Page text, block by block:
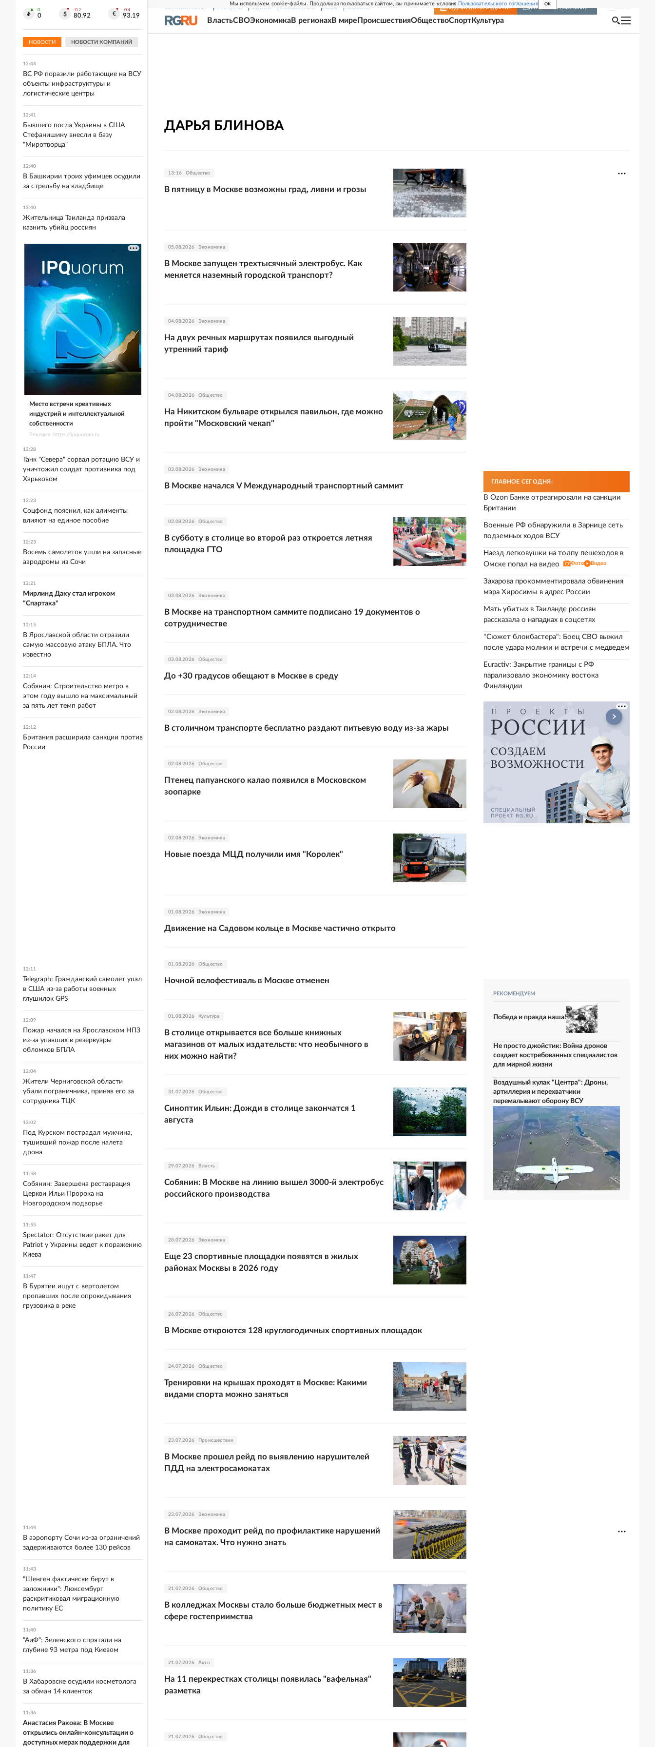
Мы используем cookie-файлы. Продолжая пользоваться сайтом, вы принимаете условия Пользовательского соглашения OK
СВЕЖИЙ НОМЕР РГ-НЕДЕЛЯ РОДИНА ПРИЛОЖЕНИЯ СОЮЗ НОВОСТИ ПОДПИСКА НА ИЗДАНИЕ ВКЛЮЧИТЬ РАССЫЛКУ
ВластьСВОЭкономикаВ регионахВ мире ПроисшествияОбществоСпортКультура
ДАРЬЯ БЛИНОВА
13:16 Общество
В пятницу в Москве возможны град, ливни и грозы
05.08.2026 Экономика
В Москве запущен трехтысячный электробус. Как
меняется наземный городской транспорт?
04.08.2026 Экономика
На двух речных маршрутах появился выгодный
утренний тариф
04.08.2026 Общество
На Никитском бульваре открылся павильон, где можно
пройти "Московский чекап"
03.08.2026 Экономика
В Москве начался V Международный транспортный саммит
03.08.2026 Общество
В субботу в столице во второй раз откроется летняя
площадка ГТО
03.08.2026 Экономика
В Москве на транспортном саммите подписано 19 документов о
сотрудничестве
03.08.2026 Общество
До +30 градусов обещают в Москве в среду
02.08.2026 Экономика
В столичном транспорте бесплатно раздают питьевую воду из-за жары
02.08.2026 Общество
Птенец папуанского калао появился в Московском
зоопарке
02.08.2026 Экономика
Новые поезда МЦД получили имя "Королек"
01.08.2026 Экономика
Движение на Садовом кольце в Москве частично открыто
01.08.2026 Общество
Ночной велофестиваль в Москве отменен
01.08.2026 Культура
В столице открывается все больше книжных
магазинов от малых издательств: что необычного в
них можно найти?
31.07.2026 Общество
Синоптик Ильин: Дожди в столице закончатся 1
августа
29.07.2026 Власть
Собянин: В Москве на линию вышел 3000-й электробус
российского производства
28.07.2026 Экономика
Еще 23 спортивные площадки появятся в жилых
районах Москвы в 2026 году
26.07.2026 Общество
В Москве откроются 128 круглогодичных спортивных площадок
24.07.2026 Общество
Тренировки на крышах проходят в Москве: Какими
видами спорта можно заняться
23.07.2026 Происшествия
В Москве прошел рейд по выявлению нарушителей
ПДД на электросамокатах
23.07.2026 Экономика
В Москве проходит рейд по профилактике нарушений
на самокатах. Что нужно знать
21.07.2026 Общество
В колледжах Москвы стало больше бюджетных мест в
сфере гостеприимства
21.07.2026 Авто
На 11 перекрестках столицы появилась "вафельная"
разметка
21.07.2026 Общество
ГЛАВНОЕ СЕГОДНЯ:
В Ozon Банке отреагировали на санкции
Британии
Военные РФ обнаружили в Зарнице сеть
подземных ходов ВСУ
Наезд легковушки на толпу пешеходов в
Омске попал на видео
Фото Видео
Захарова прокомментировала обвинения
мэра Хиросимы в адрес России
Мать убитых в Таиланде россиян
рассказала о нападках в соцсетях
"Сюжет блокбастера": Боец СВО выжил
после удара молнии и встречи с медведем
Euractiv: Закрытие границы с РФ
парализовало экономику востока
Финляндии
РЕКОМЕНДУЕМ
Победа и правда наша!
Не просто джойстик: Война дронов
создает востребованных специалистов
для мирной жизни
Воздушный кулак "Центра": Дроны,
артиллерия и перехватчики
перемалывают оборону ВСУ
0
0
-0.2
80.92
-0.4
93.19
НОВОСТИ НОВОСТИ КОМПАНИЙ
12:54
акты по ИИ
12:44
ВС РФ поразили работающие на ВСУ
объекты инфраструктуры и
логистические центры
12:41
Бывшего посла Украины в США
Стефанишину внесли в базу
"Миротворца"
12:40
В Башкирии троих уфимцев осудили
за стрельбу на кладбище
12:40
Жительница Таиланда призвала
казнить убийц россиян
Место встречи креативных
индустрий и интеллектуальной
собственности
Реклама. https://ipquorum.ru
12:28
Танк "Севера" сорвал ротацию ВСУ и
уничтожил солдат противника под
Харьковом
12:23
Соцфонд пояснил, как алименты
влияют на единое пособие
12:23
Восемь самолетов ушли на запасные
аэродромы из Сочи
12:21
Мирлинд Даку стал игроком
"Спартака"
12:15
В Ярославской области отразили
самую массовую атаку БПЛА. Что
известно
12:14
Собянин: Строительство метро в
этом году вышло на максимальный
за пять лет темп работ
12:12
Британия расширила санкции против
России
12:11
Telegraph: Гражданский самолет упал
в США из-за работы военных
глушилок GPS
12:09
Пожар начался на Ярославском НПЗ
из-за упавших в резервуары
обломков БПЛА
12:04
Жители Черниговской области
убили пограничника, приняв его за
сотрудника ТЦК
12:02
Под Курском пострадал мужчина,
тушивший пожар после налета
дрона
11:58
Собянин: Завершена реставрация
Церкви Ильи Пророка на
Новгородском подворье
11:55
Spectator: Отсутствие ракет для
Patriot у Украины ведет к поражению
Киева
11:47
В Бурятии ищут с вертолетом
пропавших после опрокидывания
грузовика в реке
11:44
В аэропорту Сочи из-за ограничений
задерживаются более 130 рейсов
11:43
"Шенген фактически берут в
заложники": Люксембург
раскритиковал миграционную
политику ЕС
11:40
"АиФ": Зеленского спрятали на
глубине 93 метра под Киевом
11:36
В Хабаровске осудили косметолога
за обман 14 клиенток
11:36
Анастасия Ракова: В Москве
открылись онлайн-консультации о
доступных мерах поддержки для